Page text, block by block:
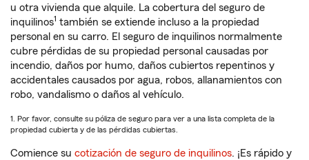
u otra vivienda que alquile. La cobertura del seguro de
inquilinos1 también se extiende incluso a la propiedad
personal en su carro. El seguro de inquilinos normalmente
cubre pérdidas de su propiedad personal causadas por
incendio, daños por humo, daños cubiertos repentinos y
accidentales causados por agua, robos, allanamientos con
robo, vandalismo o daños al vehículo.
1. Por favor, consulte su póliza de seguro para ver a una lista completa de la
propiedad cubierta y de las pérdidas cubiertas.
Comience su cotización de seguro de inquilinos. ¡Es rápido y